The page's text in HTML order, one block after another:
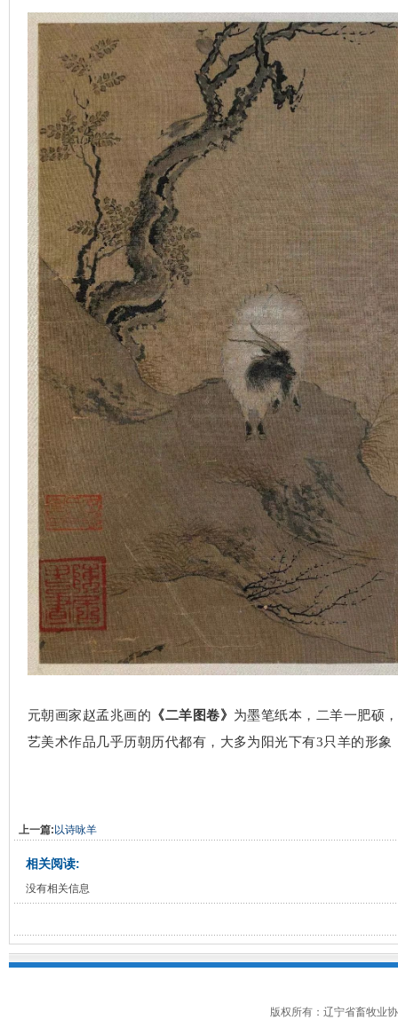
元朝画家赵孟兆画的 《二羊图卷》 为墨笔纸本，二羊一肥硕
艺美术作品几乎历朝历代都有，大多为阳光下有3只羊的形象
上一篇: 以诗咏羊
相关阅读:
没有相关信息
版权所有：辽宁省畜牧业